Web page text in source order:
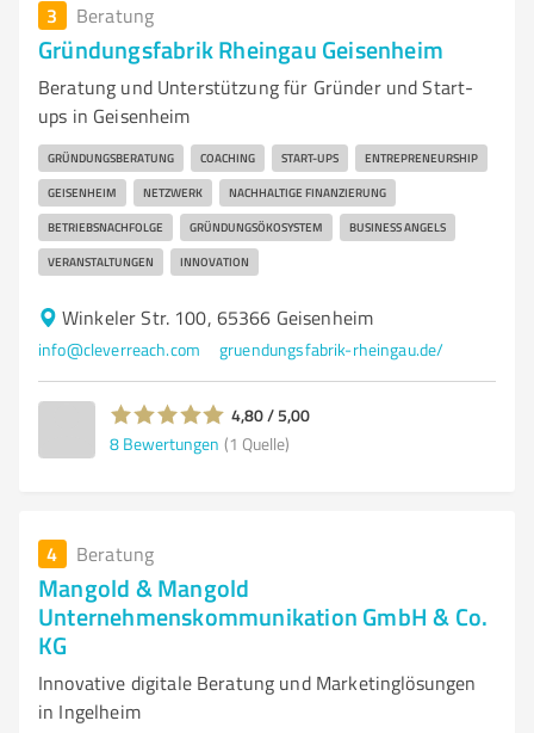
3 Beratung
Gründungsfabrik Rheingau Geisenheim
Beratung und Unterstützung für Gründer und Start-
ups in Geisenheim
GRÜNDUNGSBERATUNG COACHING START-UPS ENTREPRENEURSHIP
GEISENHEIM NETZWERK NACHHALTIGE FINANZIERUNG
BETRIEBSNACHFOLGE GRÜNDUNGSÖKOSYSTEM BUSINESS ANGELS
VERANSTALTUNGEN INNOVATION
Winkeler Str. 100, 65366 Geisenheim
info@cleverreach.com gruendungsfabrik-rheingau.de/
4,80 / 5,00
8 Bewertungen (1 Quelle)
4 Beratung
Mangold & Mangold
Unternehmenskommunikation GmbH & Co.
KG
Innovative digitale Beratung und Marketinglösungen
in Ingelheim